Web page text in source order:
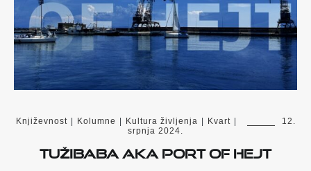
Književnost Kolumne Kultura življenja Kvart
12.
srpnja 2024.
Tužibaba aka port of hejt